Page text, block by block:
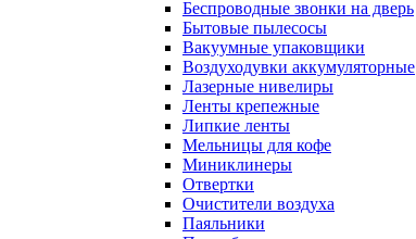
Беспроводные звонки на дверь
Бытовые пылесосы
Вакуумные упаковщики
Воздуходувки аккумуляторные
Лазерные нивелиры
Ленты крепежные
Липкие ленты
Мельницы для кофе
Миниклинеры
Отвертки
Очистители воздуха
Паяльники